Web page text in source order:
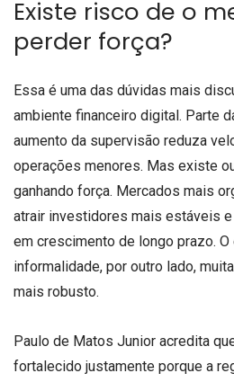
Existe risco de o
perder força?
Essa é uma das dúvidas mais
ambiente financeiro digital. Parte
aumento da supervisão reduza
operações menores. Mas existe
ganhando força. Mercados mais
atrair investidores mais estáveis
em crescimento de longo prazo.
informalidade, por outro lado,
mais robusto.
Paulo de Matos Junior acredita
fortalecido justamente porque a